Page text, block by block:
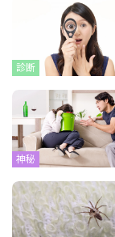
診断
神秘